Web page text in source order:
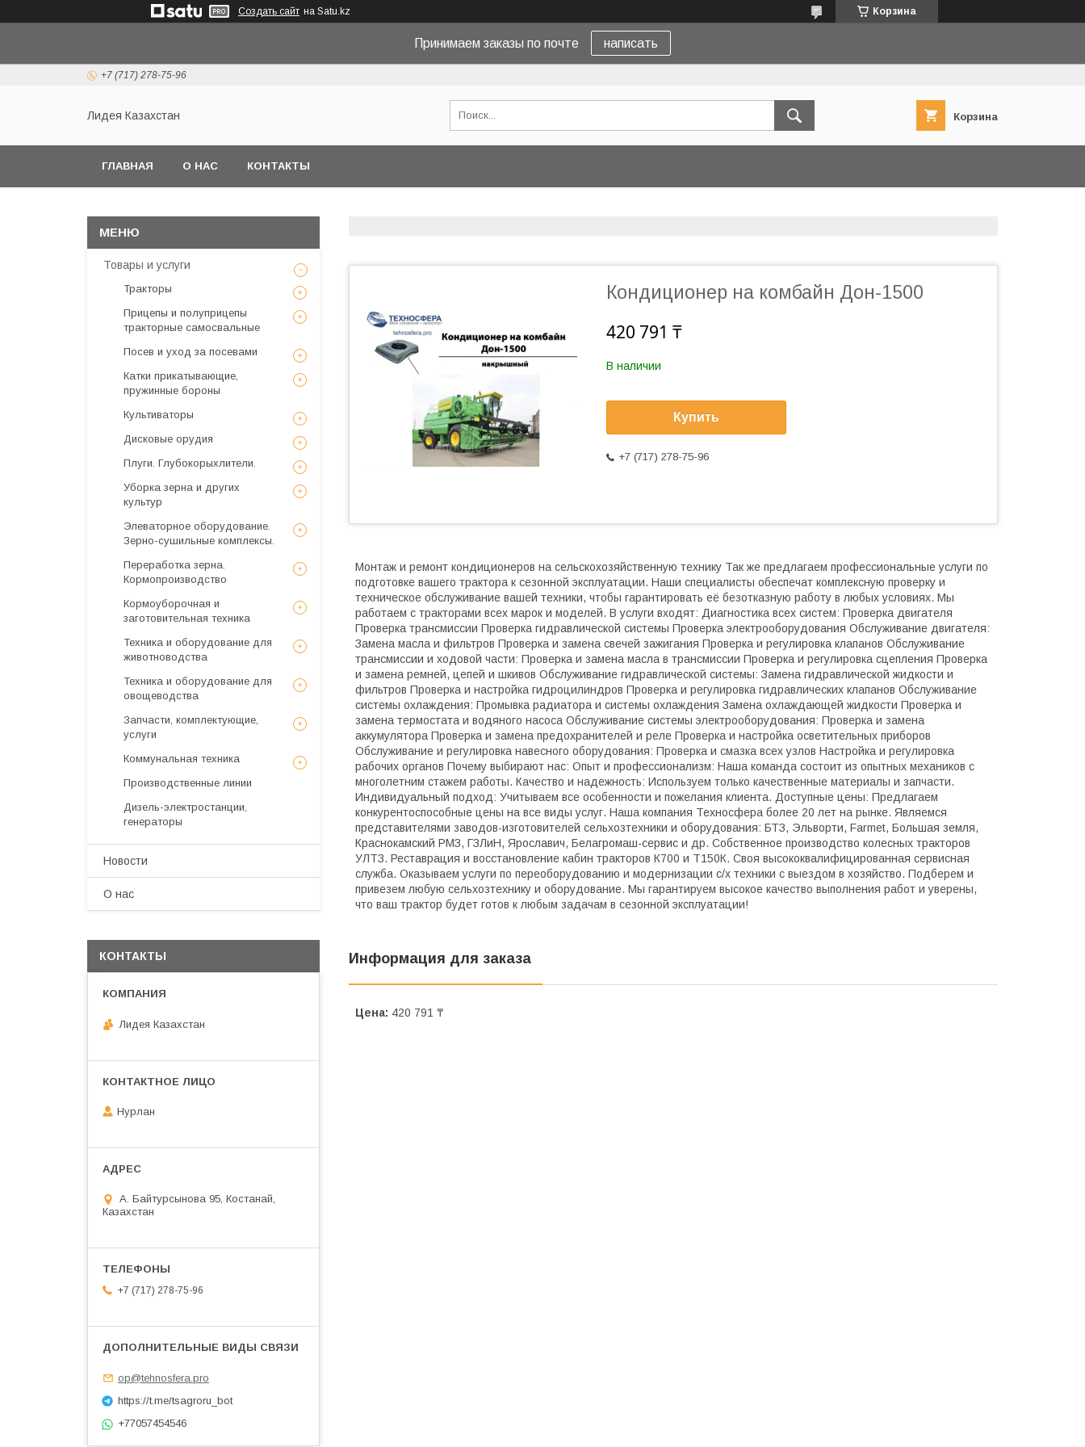
Создать сайт на Satu.kz Корзина
Принимаем заказы по почте написать
+7 (717) 278-75-96
Лидея Казахстан Корзина
ГЛАВНАЯ О НАС КОНТАКТЫ
Кондиционер на комбайн Дон-1500
420 791 ₸
В наличии
Купить
+7 (717) 278-75-96
Монтаж и ремонт кондиционеров на сельскохозяйственную технику Так же предлагаем профессиональные услуги по
подготовке вашего трактора к сезонной эксплуатации. Наши специалисты обеспечат комплексную проверку и
техническое обслуживание вашей техники, чтобы гарантировать её безотказную работу в любых условиях. Мы
работаем с тракторами всех марок и моделей. В услуги входят: Диагностика всех систем: Проверка двигателя
Проверка трансмиссии Проверка гидравлической системы Проверка электрооборудования Обслуживание двигателя:
Замена масла и фильтров Проверка и замена свечей зажигания Проверка и регулировка клапанов Обслуживание
трансмиссии и ходовой части: Проверка и замена масла в трансмиссии Проверка и регулировка сцепления Проверка
и замена ремней, цепей и шкивов Обслуживание гидравлической системы: Замена гидравлической жидкости и
фильтров Проверка и настройка гидроцилиндров Проверка и регулировка гидравлических клапанов Обслуживание
системы охлаждения: Промывка радиатора и системы охлаждения Замена охлаждающей жидкости Проверка и
замена термостата и водяного насоса Обслуживание системы электрооборудования: Проверка и замена
аккумулятора Проверка и замена предохранителей и реле Проверка и настройка осветительных приборов
Обслуживание и регулировка навесного оборудования: Проверка и смазка всех узлов Настройка и регулировка
рабочих органов Почему выбирают нас: Опыт и профессионализм: Наша команда состоит из опытных механиков с
многолетним стажем работы. Качество и надежность: Используем только качественные материалы и запчасти.
Индивидуальный подход: Учитываем все особенности и пожелания клиента. Доступные цены: Предлагаем
конкурентоспособные цены на все виды услуг. Наша компания Техносфера более 20 лет на рынке. Являемся
представителями заводов-изготовителей сельхозтехники и оборудования: БТЗ, Эльворти, Fаrmеt, Большая земля,
Краснокамский РМЗ, ГЗЛиН, Ярославич, Белагромаш-сервис и др. Собственное производство колесных тракторов
УЛТЗ. Реставрация и восстановление кабин тракторов К700 и Т150К. Своя высококвалифицированная сервисная
служба. Оказываем услуги по переоборудованию и модернизации с/х техники с выездом в хозяйство. Подберем и
привезем любую сельхозтехнику и оборудование. Мы гарантируем высокое качество выполнения работ и уверены,
что ваш трактор будет готов к любым задачам в сезонной эксплуатации!
Информация для заказа
Цена: 420 791 ₸
Товары и услуги
Тракторы
Прицепы и полуприцепы
тракторные самосвальные
Посев и уход за посевами
Катки прикатывающие,
пружинные бороны
Культиваторы
Дисковые орудия
Плуги. Глубокорыхлители.
Уборка зерна и других
культур
Элеваторное оборудование.
Зерно-сушильные комплексы.
Переработка зерна.
Кормопроизводство
Кормоуборочная и
заготовительная техника
Техника и оборудование для
животноводства
Техника и оборудование для
овощеводства
Запчасти, комплектующие,
услуги
Коммунальная техника
Производственные линии
Дизель-электростанции,
генераторы
Новости
О нас
КОНТАКТЫ
Лидея Казахстан
Нурлан
А. Байтурсынова 95, Костанай,
Казахстан
+7 (717) 278-75-96
op@tehnosfera.pro
https://t.me/tsagroru_bot
+77057454546